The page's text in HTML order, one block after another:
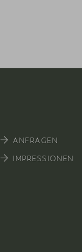
ANFRAGEN
IMPRESSIONEN